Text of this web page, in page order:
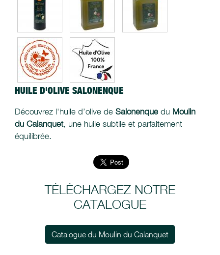
HUILE D'OLIVE SALONENQUE
Découvrez l'huile d’olive de Salonenque du Moulin
du Calanquet, une huile subtile et parfaitement
équilibrée.
TÉLÉCHARGEZ NOTRE
CATALOGUE
Catalogue du Moulin du Calanquet